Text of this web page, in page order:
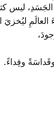
ليس
ليُخزيَ
وفِداءً.